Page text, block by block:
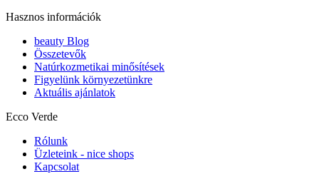
Hasznos információk
beauty Blog
Összetevők
Natúrkozmetikai minősítések
Figyelünk környezetünkre
Aktuális ajánlatok
Ecco Verde
Rólunk
Üzleteink - nice shops
Kapcsolat